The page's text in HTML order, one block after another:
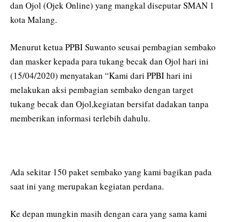
dan Ojol (Ojek Online) yang mangkal diseputar SMAN 1
kota Malang.
Menurut ketua PPBI Suwanto seusai pembagian sembako
dan masker kepada para tukang becak dan Ojol hari ini
(15/04/2020) menyatakan “Kami dari PPBI hari ini
melakukan aksi pembagian sembako dengan target
tukang becak dan Ojol,kegiatan bersifat dadakan tanpa
memberikan informasi terlebih dahulu.
Ada sekitar 150 paket sembako yang kami bagikan pada
saat ini yang merupakan kegiatan perdana.
Ke depan mungkin masih dengan cara yang sama kami